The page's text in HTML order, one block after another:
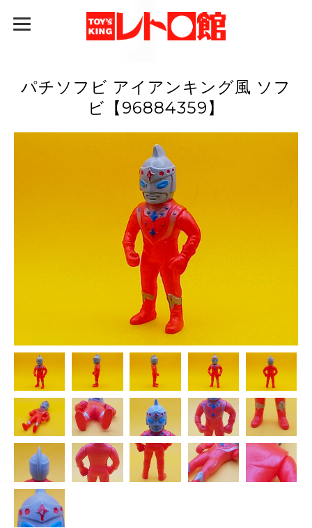
パチソフビ アイアンキング風 ソフ
ビ【96884359】